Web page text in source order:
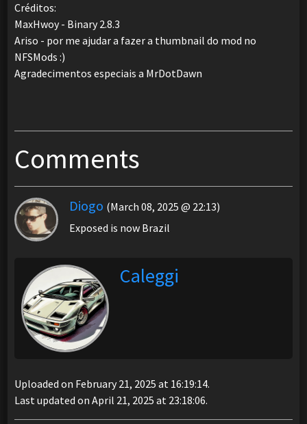
Créditos:
MaxHwoy - Binary 2.8.3
Ariso - por me ajudar a fazer a thumbnail do mod no
NFSMods :)
Agradecimentos especiais a MrDotDawn
Comments
Diogo (March 08, 2025 @ 22:13)
Exposed is now Brazil
Caleggi
Uploaded on February 21, 2025 at 16:19:14.
Last updated on April 21, 2025 at 23:18:06.